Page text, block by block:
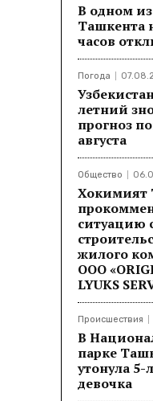
В одном
Ташкента
часов
Погода
летний
прогноз
августа
Общество
Хокимият
ситуацию
жилого
ООО
LYUKS
Происшествия
В
парке
утонула 5-
девочка